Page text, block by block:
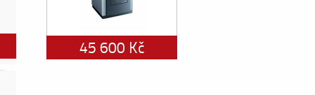
45 600 Kč